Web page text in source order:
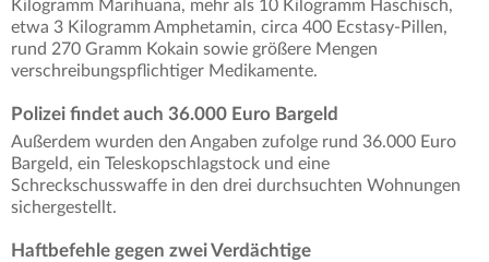
Kilogramm Marihuana, mehr als 10 Kilogramm Haschisch,
etwa 3 Kilogramm Amphetamin, circa 400 Ecstasy-Pillen,
rund 270 Gramm Kokain sowie größere Mengen
verschreibungspflichtiger Medikamente.
Polizei findet auch 36.000 Euro Bargeld
Außerdem wurden den Angaben zufolge rund 36.000 Euro
Bargeld, ein Teleskopschlagstock und eine
Schreckschusswaffe in den drei durchsuchten Wohnungen
sichergestellt.
Haftbefehle gegen zwei Verdächtige